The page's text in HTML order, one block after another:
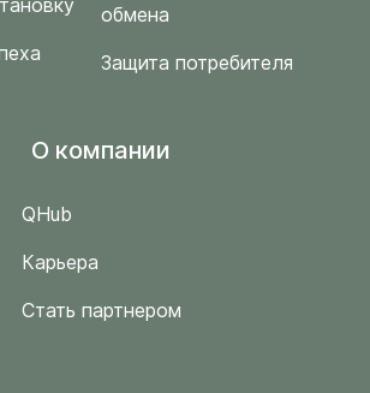
обмена
Защита потребителя
O компании
QHub
Карьера
Стать партнером